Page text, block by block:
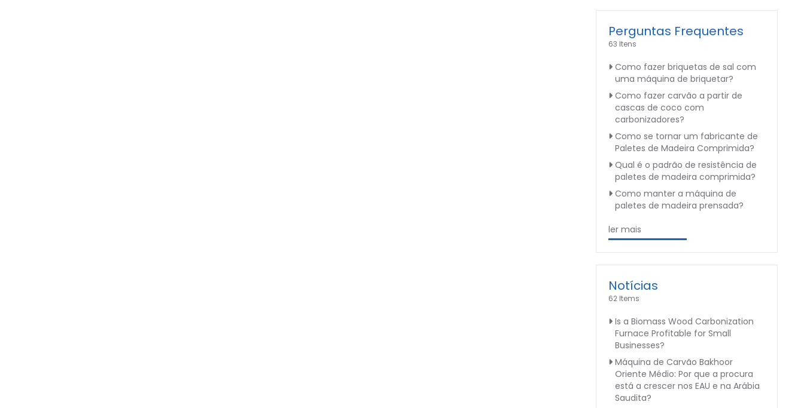
Perguntas Frequentes
63 Itens
Como fazer briquetas de sal com
uma máquina de briquetar?
Como fazer carvão a partir de
cascas de coco com
carbonizadores?
Como se tornar um fabricante de
Paletes de Madeira Comprimida?
Qual é o padrão de resistência de
paletes de madeira comprimida?
Como manter a máquina de
paletes de madeira prensada?
ler mais
Notícias
62 Items
Is a Biomass Wood Carbonization
Furnace Profitable for Small
Businesses?
Máquina de Carvão Bakhoor
Oriente Médio: Por que a procura
está a crescer nos EAU e na Arábia
Saudita?